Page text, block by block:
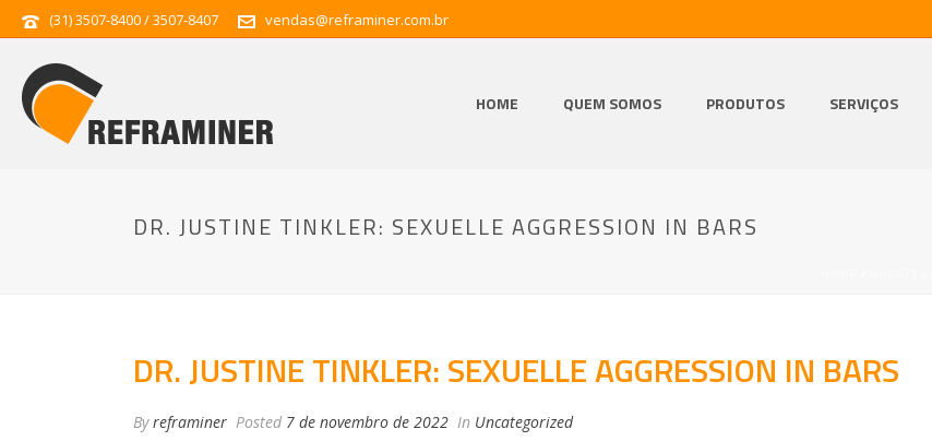
(31) 3507-8400 / 3507-8407 vendas@reframiner.com.br
HOME QUEM SOMOS PRODUTOS SERVIÇOS
DR. JUSTINE TINKLER: SEXUELLE AGGRESSION IN BARS
DR. JUSTINE TINKLER: SEXUELLE AGGRESSION IN BARS
Byreframiner Posted 7 de novembro de 2022 In Uncategorized